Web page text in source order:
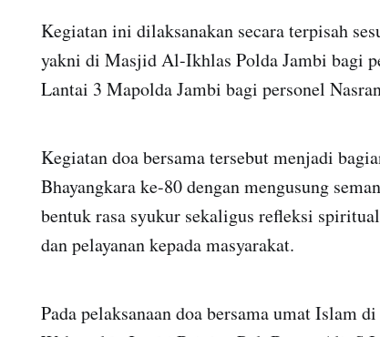
Kegiatan ini dilaksanakan secara terpisah
yakni di Masjid Al-Ikhlas Polda Jambi bagi
Lantai 3 Mapolda Jambi bagi personel
Kegiatan doa bersama tersebut menjadi
Bhayangkara ke-80 dengan mengusung
bentuk rasa syukur sekaligus refleksi
dan pelayanan kepada masyarakat.
Pada pelaksanaan doa bersama umat Islam